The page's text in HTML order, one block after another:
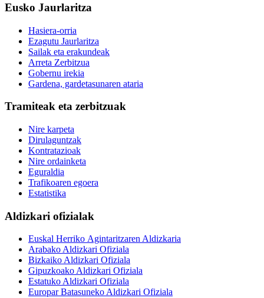
Eusko Jaurlaritza
Hasiera-orria
Ezagutu Jaurlaritza
Sailak eta erakundeak
Arreta Zerbitzua
Gobernu irekia
Gardena, gardetasunaren ataria
Tramiteak eta zerbitzuak
Nire karpeta
Dirulaguntzak
Kontratazioak
Nire ordainketa
Eguraldia
Trafikoaren egoera
Estatistika
Aldizkari ofizialak
Euskal Herriko Agintaritzaren Aldizkaria
Arabako Aldizkari Ofiziala
Bizkaiko Aldizkari Ofiziala
Gipuzkoako Aldizkari Ofiziala
Estatuko Aldizkari Ofiziala
Europar Batasuneko Aldizkari Ofiziala